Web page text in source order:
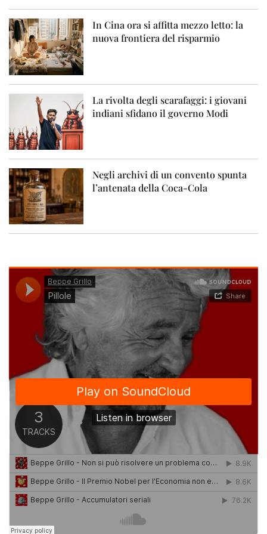
In Cina ora si affitta mezzo letto: la
nuova frontiera del risparmio
La rivolta degli scarafaggi: i giovani
indiani sfidano il governo Modi
Negli archivi di un convento spunta
l’antenata della Coca-Cola